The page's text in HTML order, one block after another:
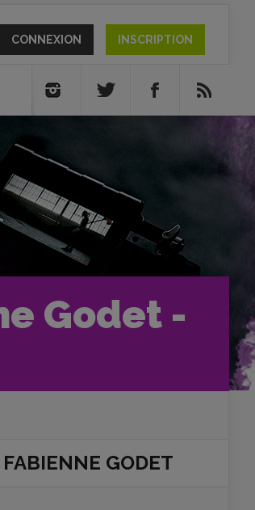
CONNEXION INSCRIPTION
Godet -
FABIENNE GODET